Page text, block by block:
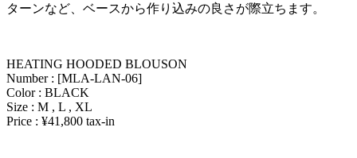
ターンなど、ベースから作り込みの良さが際立ちます。
HEATING HOODED BLOUSON
Number : [MLA-LAN-06]
Color : BLACK
Size : M , L , XL
Price : ¥41,800 tax-in